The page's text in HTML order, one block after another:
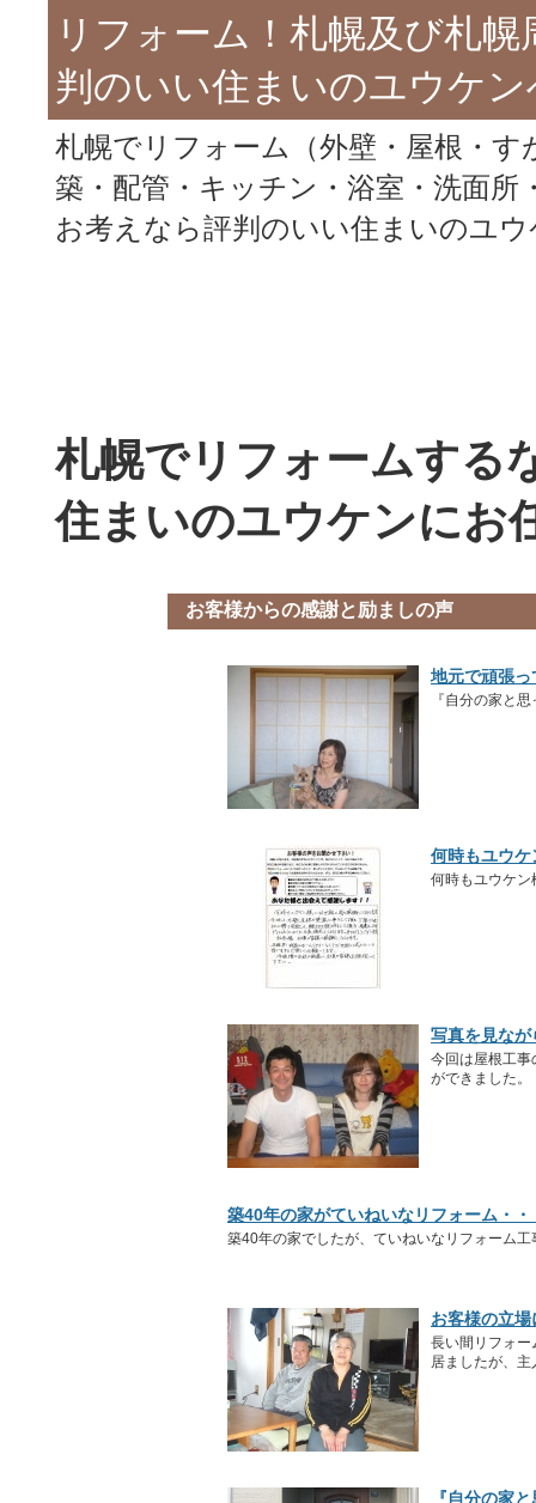
リフォーム！札幌及び札
判のいい住まいのユウケン
札幌でリフォーム（外壁・屋根・
築・配管・キッチン・浴室・洗面所
お考えなら評判のいい住まいのユ
札幌でリフォームする
住まいのユウケンにお
お客様からの感謝と励ましの声
地元で頑張
『自分の家と
何時もユウ
何時もユウケン
写真を見な
今回は屋根工事
ができました。
築40年の家がていねいなリフォーム・・
築40年の家でしたが、ていねいなリフォーム
お客様の立
長い間リフォー
居ましたが、
『自分の家